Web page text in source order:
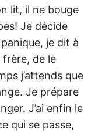
lit, il ne bouge
Je décide
je dit à
de le
j’attends que
Je prépare
J’ai enfin le
qui se passe,